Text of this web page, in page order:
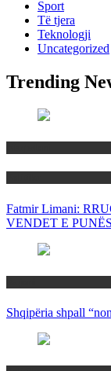
Sport
Të tjera
Teknologji
Uncategorized
Trending
Fatmir Limani:
VENDET E
Shqipëria shpall